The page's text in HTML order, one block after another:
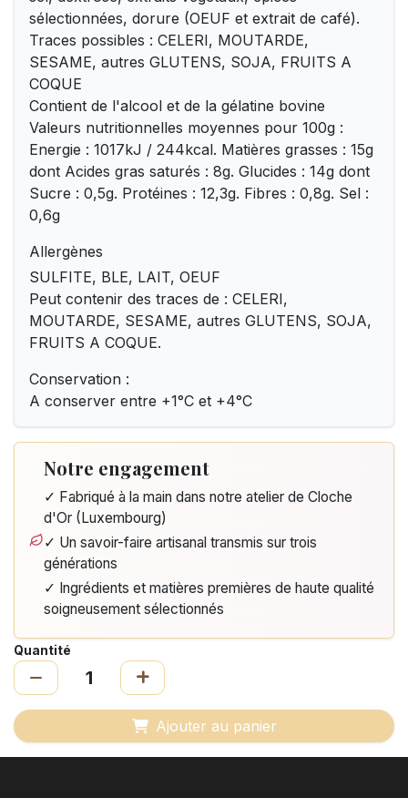
sélectionnées, dorure (OEUF et extrait de café).
Traces possibles : CELERI, MOUTARDE,
SESAME, autres GLUTENS, SOJA, FRUITS A
COQUE
Contient de l'alcool et de la gélatine bovine
Valeurs nutritionnelles moyennes pour 100g :
Energie : 1017kJ / 244kcal. Matières grasses : 15g
dont Acides gras saturés : 8g. Glucides : 14g dont
Sucre : 0,5g. Protéines : 12,3g. Fibres : 0,8g. Sel :
0,6g
Allergènes
SULFITE, BLE, LAIT, OEUF
Peut contenir des traces de : CELERI,
MOUTARDE, SESAME, autres GLUTENS, SOJA,
FRUITS A COQUE.
Conservation :
A conserver entre +1°C et +4°C
Notre engagement
✓ Fabriqué à la main dans notre atelier de Cloche
d'Or (Luxembourg)
✓ Un savoir-faire artisanal transmis sur trois
générations
✓ Ingrédients et matières premières de haute qualité
soigneusement sélectionnés
Quantité
Ajouter au panier